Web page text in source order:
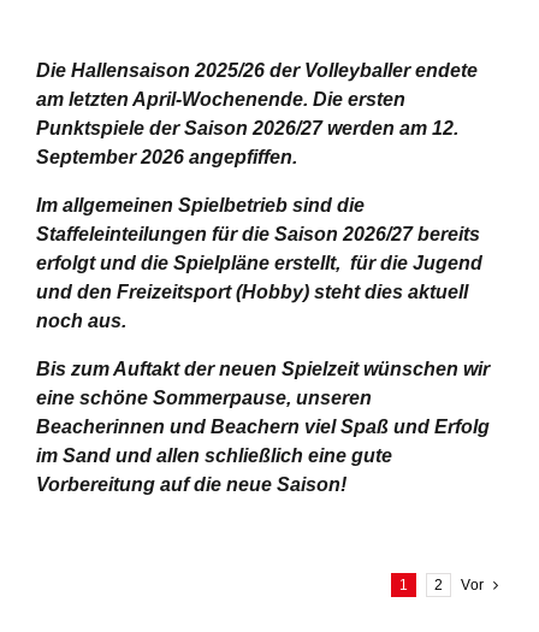
Die Hallensaison 2025/26 der Volleyballer endete
am letzten April-Wochenende. Die ersten
Punktspiele der Saison 2026/27 werden am 12.
September 2026 angepfiffen.
Im allgemeinen Spielbetrieb sind die
Staffeleinteilungen für die Saison 2026/27 bereits
erfolgt und die Spielpläne erstellt, für die Jugend
und den Freizeitsport (Hobby) steht dies aktuell
noch aus.
Bis zum Auftakt der neuen Spielzeit wünschen wir
eine schöne Sommerpause, unseren
Beacherinnen und Beachern viel Spaß und Erfolg
im Sand und allen schließlich eine gute
Vorbereitung auf die neue Saison!
1 2 Vor